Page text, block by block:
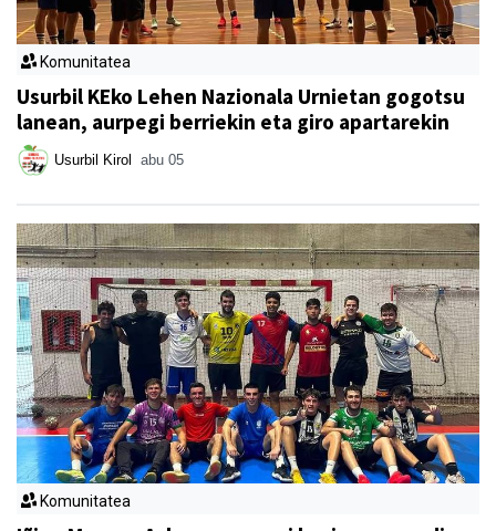
Komunitatea
Usurbil KEko Lehen Nazionala Urnietan gogotsu
lanean, aurpegi berriekin eta giro apartarekin
Usurbil Kirol abu 05
Komunitatea